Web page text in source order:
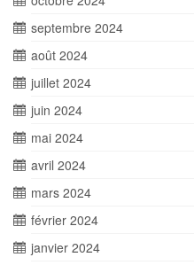
septembre 2024
août 2024
juillet 2024
juin 2024
mai 2024
avril 2024
mars 2024
février 2024
janvier 2024